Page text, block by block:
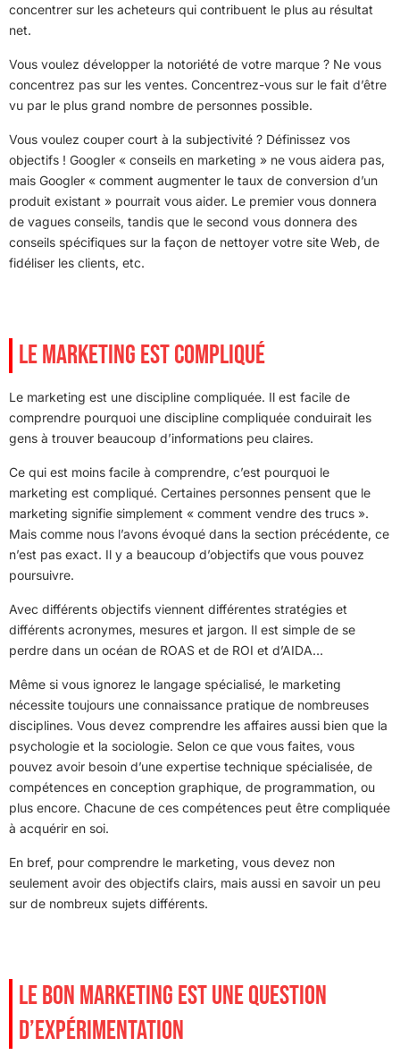
concentrer sur les acheteurs qui contribuent le plus au résultat
net.
Vous voulez développer la notoriété de votre marque ? Ne vous
concentrez pas sur les ventes. Concentrez-vous sur le fait d’être
vu par le plus grand nombre de personnes possible.
Vous voulez couper court à la subjectivité ? Définissez vos
objectifs ! Googler « conseils en marketing » ne vous aidera pas,
mais Googler « comment augmenter le taux de conversion d’un
produit existant » pourrait vous aider. Le premier vous donnera
de vagues conseils, tandis que le second vous donnera des
conseils spécifiques sur la façon de nettoyer votre site Web, de
fidéliser les clients, etc.
LE MARKETING EST COMPLIQUÉ
Le marketing est une discipline compliquée. Il est facile de
comprendre pourquoi une discipline compliquée conduirait les
gens à trouver beaucoup d’informations peu claires.
Ce qui est moins facile à comprendre, c’est pourquoi le
marketing est compliqué. Certaines personnes pensent que le
marketing signifie simplement « comment vendre des trucs ».
Mais comme nous l’avons évoqué dans la section précédente, ce
n’est pas exact. Il y a beaucoup d’objectifs que vous pouvez
poursuivre.
Avec différents objectifs viennent différentes stratégies et
différents acronymes, mesures et jargon. Il est simple de se
perdre dans un océan de ROAS et de ROI et d’AIDA…
Même si vous ignorez le langage spécialisé, le marketing
nécessite toujours une connaissance pratique de nombreuses
disciplines. Vous devez comprendre les affaires aussi bien que la
psychologie et la sociologie. Selon ce que vous faites, vous
pouvez avoir besoin d’une expertise technique spécialisée, de
compétences en conception graphique, de programmation, ou
plus encore. Chacune de ces compétences peut être compliquée
à acquérir en soi.
En bref, pour comprendre le marketing, vous devez non
seulement avoir des objectifs clairs, mais aussi en savoir un peu
sur de nombreux sujets différents.
LE BON MARKETING EST UNE QUESTION
D’EXPÉRIMENTATION